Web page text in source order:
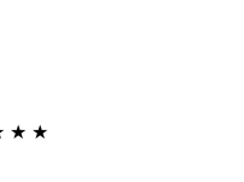
★ ★